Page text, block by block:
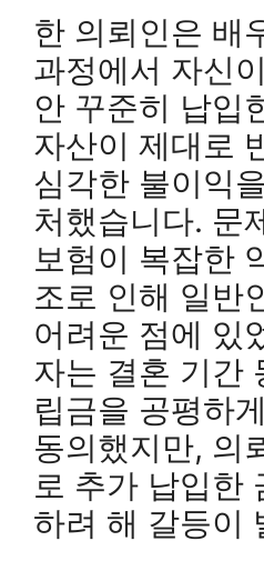
한 의뢰인은 배
과정에서 자신
안 꾸준히 납입
자산이 제대로
심각한 불이익
처했습니다. 문
보험이 복잡한
조로 인해 일반
어려운 점에 있
자는 결혼 기간
립금을 공평하
동의했지만, 의
로 추가 납입한
하려 해 갈등이